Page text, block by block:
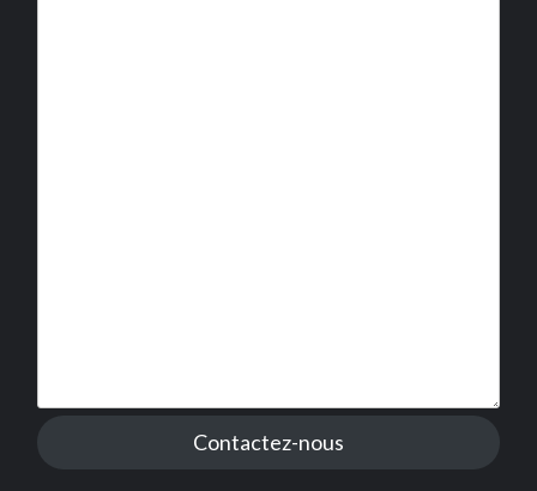
Contactez-nous